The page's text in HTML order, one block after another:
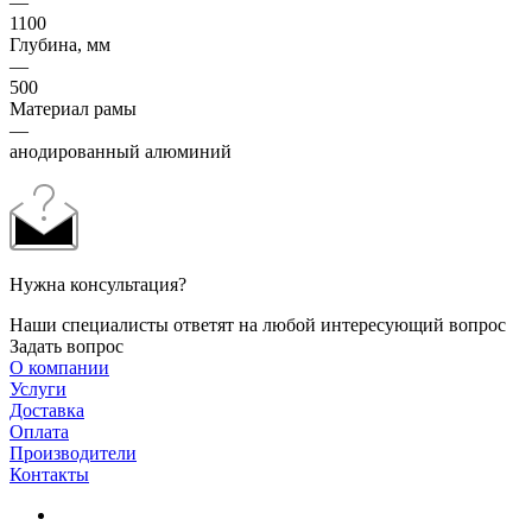
1100
Глубина, мм
—
500
Материал рамы
—
анодированный алюминий
Нужна консультация?
Наши специалисты ответят на любой интересующий вопрос
Задать вопрос
О компании
Услуги
Доставка
Оплата
Производители
Контакты